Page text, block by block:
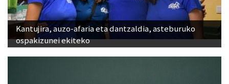
Kantujira, auzo-afaria eta dantzaldia, asteburuko
ospakizunei ekiteko